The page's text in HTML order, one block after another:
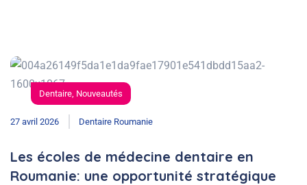
Dentaire, Nouveautés
27 avril 2026 Dentaire Roumanie
Les écoles de médecine dentaire en
Roumanie: une opportunité stratégique